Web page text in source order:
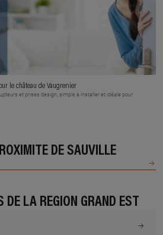
le château de Vaugrenier
et prises design, simple à installer et idéale pour
DE SAUVILLE
DE LA RÉGION GRAND EST